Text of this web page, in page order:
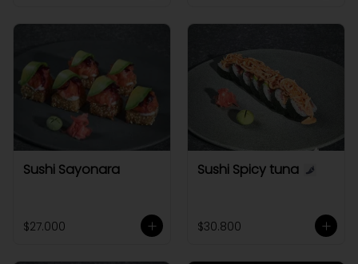
Sushi Sayonara
$27.000
Sushi Spicy tuna
$30.800